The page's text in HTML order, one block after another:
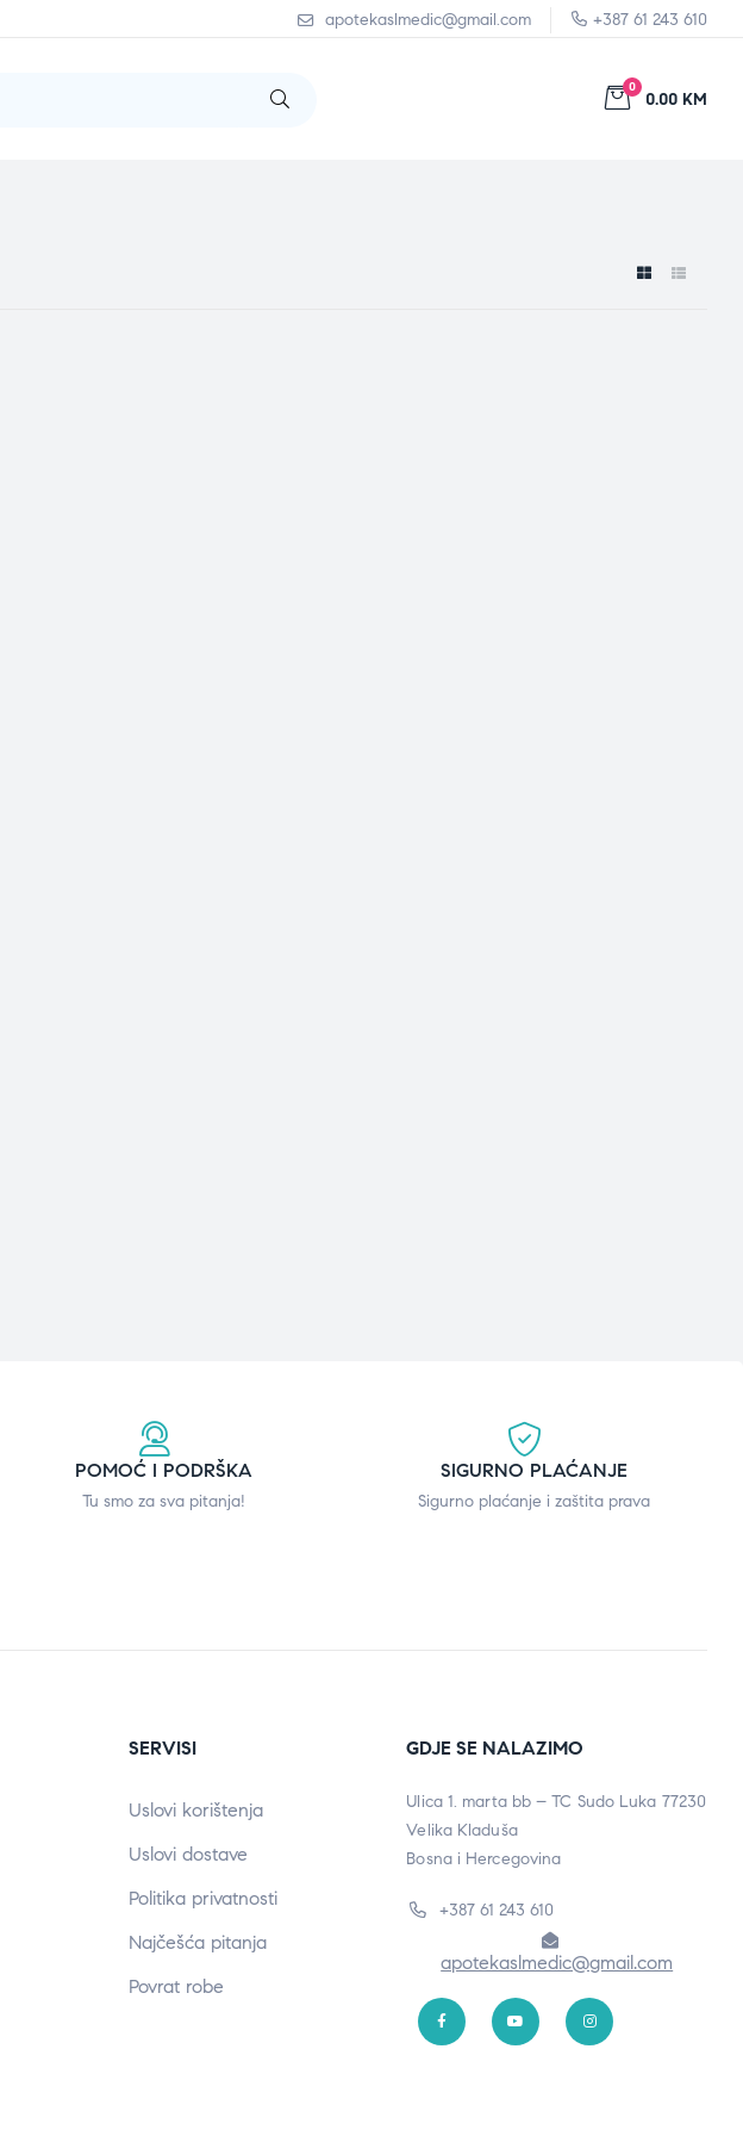
apotekaslmedic@gmail.com +387 61 243 610
0
0.00 KM
POMOĆ I PODRŠKA
Tu smo za sva pitanja!
SIGURNO PLAĆANJE
Sigurno plaćanje i zaštita prava
SERVISI
Uslovi korištenja
Uslovi dostave
Politika privatnosti
Najčešća pitanja
Povrat robe
GDJE SE NALAZIMO
Ulica 1. marta bb – TC Sudo Luka 77230
Velika Kladuša
Bosna i Hercegovina
+387 61 243 610
apotekaslmedic@gmail.com